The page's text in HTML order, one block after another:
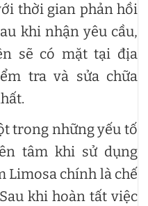
thời gian phản hồi
khi nhận yêu cầu,
sẽ có mặt tại địa
tra và sửa chữa
trong những yếu tố
tâm khi sử dụng
Limosa chính là chế
khi hoàn tất việc